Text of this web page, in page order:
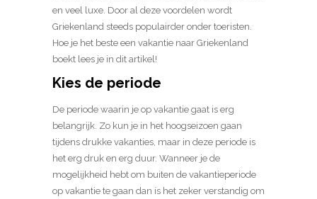
en veel luxe. Door al deze voordelen wordt
Griekenland steeds populairder onder toeristen.
Hoe je het beste een vakantie naar Griekenland
boekt lees je in dit artikel!
Kies de periode
De periode waarin je op vakantie gaat is erg
belangrijk. Zo kun je in het hoogseizoen gaan
tijdens drukke vakanties, maar in deze periode is
het erg druk en erg duur. Wanneer je de
mogelijkheid hebt om buiten de vakantieperiode
op vakantie te gaan dan is het zeker verstandig om